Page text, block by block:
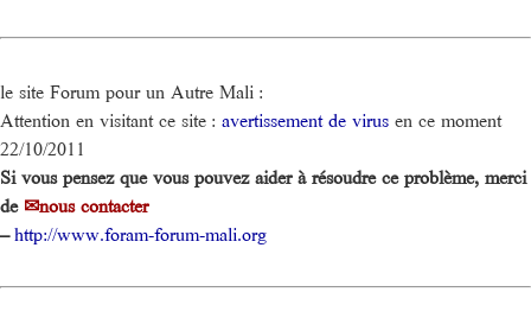
le site Forum pour un Autre Mali :
Attention en visitant ce site : avertissement de virus en ce moment
22/10/2011
Si vous pensez que vous pouvez aider à résoudre ce problème, merci
de
nous contacter
–http://www.foram-forum-mali.org